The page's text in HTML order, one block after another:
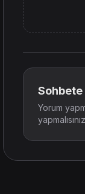
Sohbete
Yorum